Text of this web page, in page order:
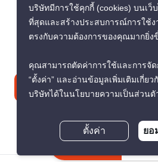
+66 92 264 3444
contact@propertyscout.co.th
ติดต่อเรา
บริษัทมีการใช้คุกกี้ (cookies) บนเว็
ที่สุดและสร้างประสบการณ์การใช้
ตรงกับความต้องการของคุณมากยิ่ง
คุณสามารถตัดค่าการใช้และการจั
“ตั้งค่า” และอ่านข้อมูลเพิ่มเติมเกี่ย
บริษัทได้ในนโยบายความเป็นส่วนตั
ตั้งค่า ยอ